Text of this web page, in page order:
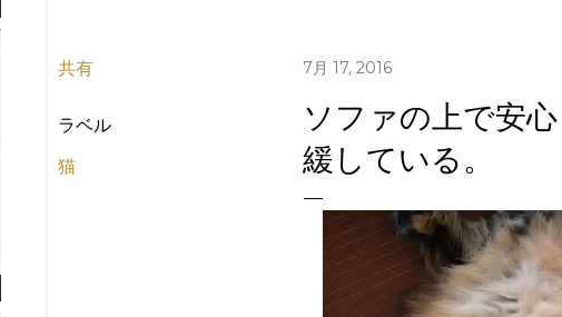
共有
ラベル
猫
7月 17, 2016
ソファの上で安
緩している。